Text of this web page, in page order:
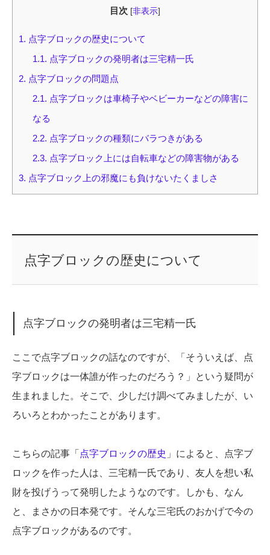
目次 [非表示]
1. 点字ブロックの歴史について
1.1. 点字ブロックの発明者は三宅精一氏
2. 点字ブロックの問題点
2.1. 点字ブロックは車椅子やベビーカーなどの障害に
なる
2.2. 点字ブロックの種類にバラつきがある
2.3. 点字ブロック上には自転車などの障害物がある
3. 点字ブロック上の邪魔にも負けないたくましさ
点字ブロックの歴史について
点字ブロックの発明者は三宅精一氏
ここで点字ブロックの話なのですが、「そういえば、点
字ブロックは一体誰が作ったのだろう？」という疑問が
生まれました。そこで、少しだけ調べてみましたが、い
ろいろとわかったことがあります。
こちらの記事「 点字ブロックの歴史 」によると、点字ブ
ロックを作った人は、三宅精一氏であり、友人を想い私
財を投げうって発明したようなのです。しかも、なん
と、まさかの日本発です。そんな三宅氏のおかげで今の
点字ブロックがあるのです。